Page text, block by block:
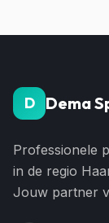
D Dema
Professionele
in de regio
Jouw partner